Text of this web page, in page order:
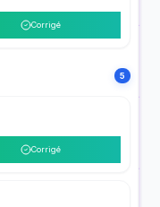
Corrigé
5
Corrigé